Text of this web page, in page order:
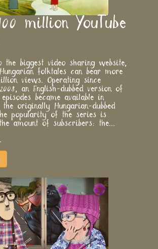
million YouTube
the biggest video sharing website,
folktales can bear more
views. Operating since
an English-dubbed version of
became available in
originally Hungarian-dubbed
popularity of the series is
amount of subscribers: the...